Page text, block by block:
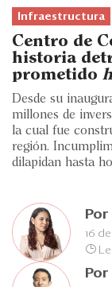
Eventos
Blogs
Ranking
Edición
Infraestructura
Centro de
historia
prometido
Desde su
millones de
la cual fue
región.
dilapidan hasta
Por
Por
16